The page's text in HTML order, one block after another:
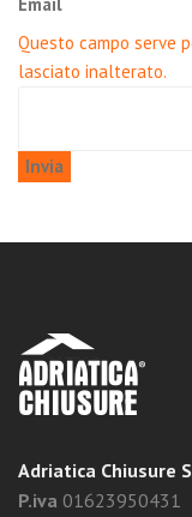
Questo campo serve
lasciato inalterato.
Adriatica Chiusure
P.iva 01623950431